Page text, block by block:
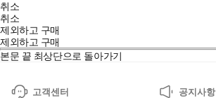
취소
취소
제외하고 구매
제외하고 구매
본문 끝 최상단으로 돌아가기
고객센터 공지사항